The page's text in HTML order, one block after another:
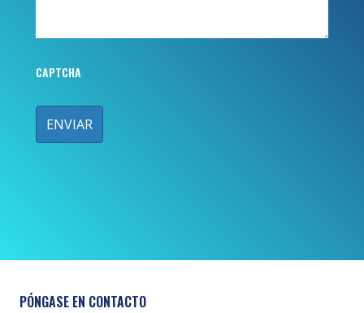
CAPTCHA
PÓNGASE EN CONTACTO